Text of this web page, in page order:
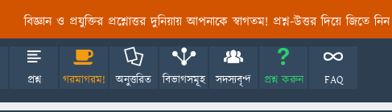
বিজ্ঞান ও প্রযুক্তির প্রশ্নোত্তর দুনিয়ায় আপনাকে স্বাগতম! প্রশ্ন-উত্তর দিয়ে জিতে নিন
প্রশ্ন গরমাগরম! অনুত্তরিত বিভাগসমূহ সদস্যবৃন্দ প্রশ্ন করুন FAQ